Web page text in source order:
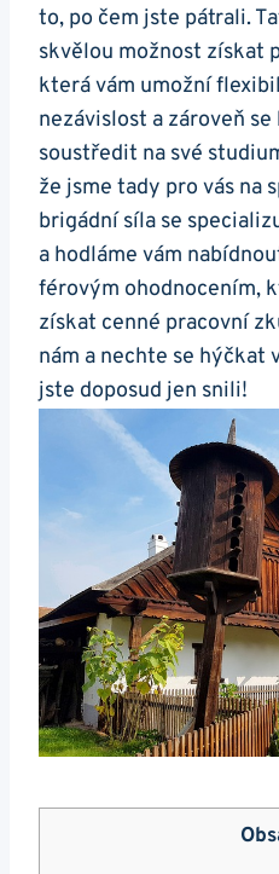
to, po čem jste pátrali.
skvělou možnost získat
která vám umožní
nezávislost a zároveň
soustředit na své
že jsme tady pro vás na
brigádní síla se
a hodláme vám
férovým ohodnocením,
získat cenné pracovní
nám a nechte se hýčkat
jste doposud jen snili!